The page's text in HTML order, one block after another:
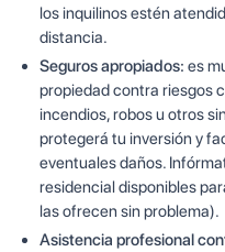
los inquilinos estén
distancia.
Seguros apropiados: es
propiedad contra riesgos
incendios, robos u otros
protegerá tu inversión y
eventuales daños.
residencial disponibles
las ofrecen sin problema).
Asistencia profesional